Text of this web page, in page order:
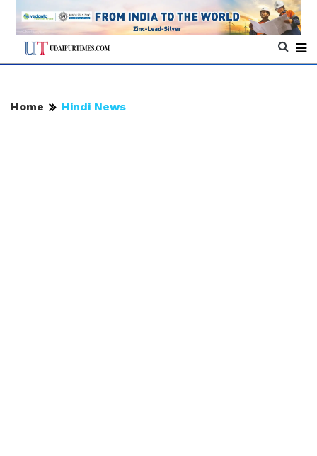
Home Hindi News